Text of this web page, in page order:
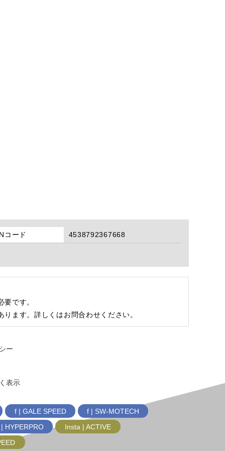
コード 4538792367668
です。
ます。詳しくはお問合わせください。
ー
表示
f | GALE SPEED
f | SW-MOTECH
HYPERPRO
Insta | ACTIVE